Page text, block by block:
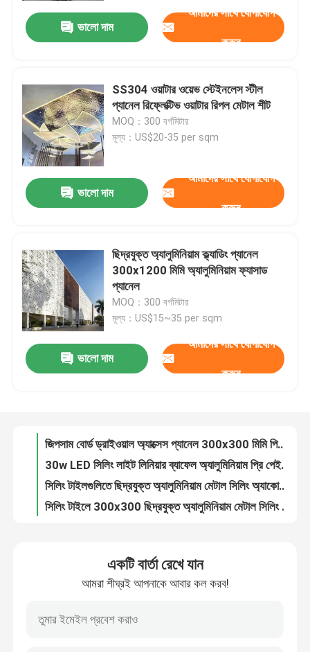
বাড়ি
পণ্য
মান নিয়ন্ত্রণ
আমাদের সাথে যোগাযোগ করুন
ভালো দাম
আমাদের সাথে যোগাযোগ
করুন
SS304 ওয়াটার ওয়েভ স্টেইনলেস স্টীল
প্যানেল রিফ্লেক্টিভ ওয়াটার রিপল মেটাল শীট
MOQ：300 বর্গমিটার
মূল্য：US$20-35 per sqm
ভালো দাম
আমাদের সাথে যোগাযোগ
করুন
ছিদ্রযুক্ত অ্যালুমিনিয়াম ক্ল্যাডিং প্যানেল
300x1200 মিমি অ্যালুমিনিয়াম ফ্যাসাড
প্যানেল
MOQ：300 বর্গমিটার
মূল্য：US$15~35 per sqm
ভালো দাম
আমাদের সাথে যোগাযোগ
করুন
30w LED সিলিং লাইট লিনিয়ার ব্যাফেল অ্যালুমিনিয়াম প্রি পেইন্টেড ট্রান্সফার প্রিন্টিং
সিলিং টাইলগুলিতে ছিদ্রযুক্ত অ্যালুমিনিয়াম মেটাল সিলিং অ্যাকোস্টিক হেক্সাগোনাল ক্লিপ
সিলিং টাইলে 300x300 ছিদ্রযুক্ত অ্যালুমিনিয়াম মেটাল সিলিং ক্লিপ
595x595mm অ্যালুমিনিয়াম মেটাল সিলিং ছিদ্রযুক্ত লেয়ার ইন টাইপ স্কয়ার বেভেলড এজ
একটি বার্তা রেখে যান
আমরা শীঘ্রই আপনাকে আবার কল করব!